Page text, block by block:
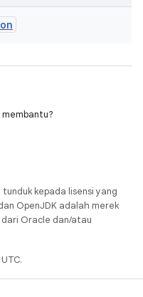
kepada lisensi yang
OpenJDK adalah merek
Oracle dan/atau